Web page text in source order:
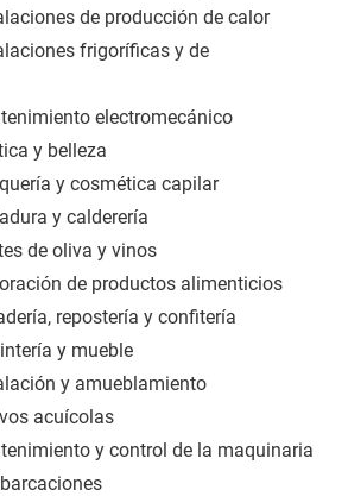
de producción de calor
frigoríficas y de
electromecánico
y belleza
y cosmética capilar
y calderería
de oliva y vinos
de productos alimenticios
repostería y confitería
y mueble
y amueblamiento
acuícolas
y control de la maquinaria